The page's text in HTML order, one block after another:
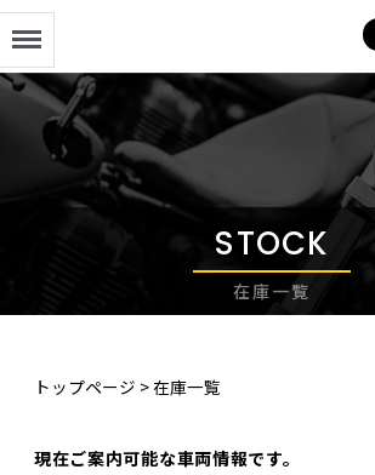
STOCK
在庫一覧
トップページ >在庫一覧
現在ご案内可能な車両情報です。